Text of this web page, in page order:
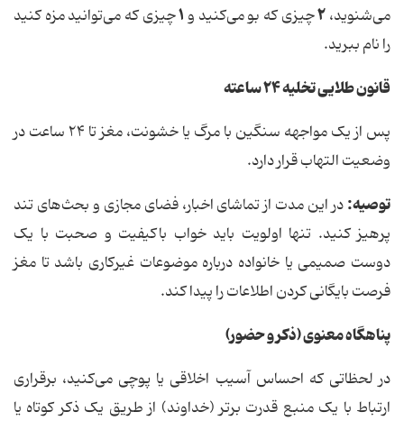
می‌شنوید،۲چیزی که بو می‌کنید و۱چیزی که می‌توانید مزه کنید
را نام ببرید.
قانون طلایی تخلیه۲۴ساعته
پس از یک مواجهه سنگین با مرگ یا خشونت، مغز تا ۲۴ ساعت در
وضعیت التهاب قرار دارد.
توصیه:در این مدت از تماشای اخبار، فضای مجازی و بحث‌های تند
پرهیز کنید. تنها اولویت باید خواب باکیفیت و صحبت با یک
دوست صمیمی یا خانواده درباره موضوعات غیرکاری باشد تا مغز
فرصت بایگانی کردن اطلاعات را پیدا کند.
پناهگاه معنوی (ذکر و حضور)
در لحظاتی که احساس آسیب اخلاقی یا پوچی می‌کنید، برقراری
ارتباط با یک منبع قدرت برتر (خداوند) از طریق یک ذکر کوتاه یا